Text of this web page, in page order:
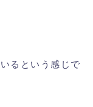
るという感じで